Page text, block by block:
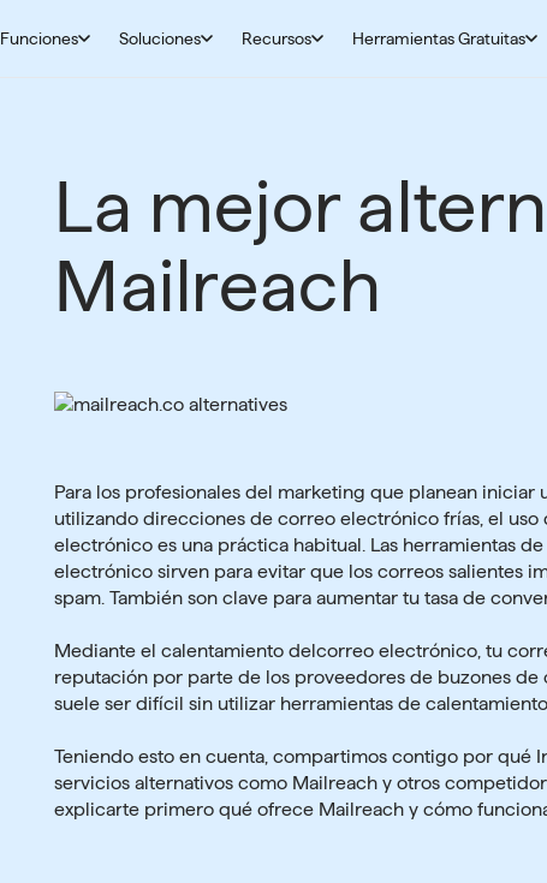
Funciones Soluciones Recursos Herramientas Gratuitas
La mejor
Mailreach
Para los profesionales del marketing que planean
utilizando direcciones de correo electrónico frías, el
electrónico es una práctica habitual. Las herramientas
electrónico sirven para evitar que los correos salientes
spam. También son clave para aumentar tu tasa de
Mediante el calentamiento delcorreo electrónico, tu
reputación por parte de los proveedores de buzones de
suele ser difícil sin utilizar herramientas de
Teniendo esto en cuenta, compartimos contigo por qué
servicios alternativos como Mailreach y otros
explicarte primero qué ofrece Mailreach y cómo